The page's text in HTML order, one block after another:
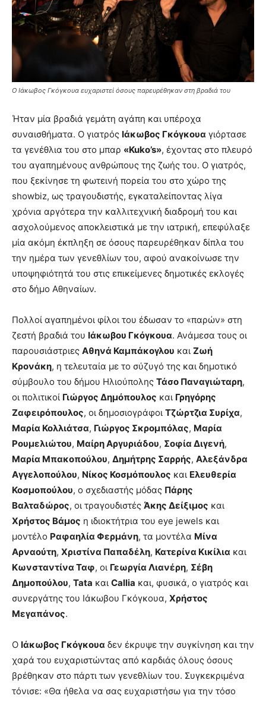
Ο Ιάκωβος Γκόγκουα ευχαριστεί όσους παρευρέθηκαν στη βραδιά του
Ήταν μία βραδιά γεμάτη αγάπη και υπέροχα
συναισθήματα. Ο γιατρός Ιάκωβος Γκόγκουα γιόρτασε
τα γενέθλια του στο μπαρ «Kuko’s», έχοντας στο πλευρό
του αγαπημένους ανθρώπους της ζωής του. Ο γιατρός,
που ξεκίνησε τη φωτεινή πορεία του στο χώρο της
showbiz, ως τραγουδιστής, εγκαταλείποντας λίγα
χρόνια αργότερα την καλλιτεχνική διαδρομή του και
ασχολούμενος αποκλειστικά με την ιατρική, επεφύλαξε
μία ακόμη έκπληξη σε όσους παρευρέθηκαν δίπλα του
την ημέρα των γενεθλίων του, αφού ανακοίνωσε την
υποψηφιότητά του στις επικείμενες δημοτικές εκλογές
στο δήμο Αθηναίων.
Πολλοί αγαπημένοι φίλοι του έδωσαν το «παρών» στη
ζεστή βραδιά του Ιάκωβου Γκόγκουα. Ανάμεσα τους οι
παρουσιάστριες Αθηνά Καμπάκογλου και Ζωή
Κρονάκη, η τελευταία με το σύζυγό της και δημοτικό
σύμβουλο του δήμου Ηλιούπολης Τάσο Παναγιώταρη,
οι πολιτικοί Γιώργος Δημόπουλος και Γρηγόρης
Ζαφειρόπουλος, οι δημοσιογράφοι Τζώρτζια Συρίχα,
Μαρία Κολλιάτσα, Γιώργος Σκρομπόλας, Μαρία
Ρουμελιώτου, Μαίρη Αργυριάδου, Σοφία Διγενή,
Μαρία Μπακοπούλου, Δημήτρης Σαρρής, Αλεξάνδρα
Αγγελοπούλου, Νίκος Κοσμόπουλος και Ελευθερία
Κοσμοπούλου, ο σχεδιαστής μόδας Πάρης
Βαλταδώρος, οι τραγουδιστές Άκης Δείξιμος και
Χρήστος Βάμος η ιδιοκτήτρια του eye jewels και
μοντέλο Ραφαηλία Φερμάνη, τα μοντέλα Μίνα
Αρναούτη, Χριστίνα Παπαδέλη, Κατερίνα Κικίλια και
Κωνσταντίνα Ταφ, οι Γεωργία Λιανέρη, Σέβη
Δημοπούλου, Tata και Callia και, φυσικά, ο γιατρός και
συνεργάτης του Ιάκωβου Γκόγκουα, Χρήστος
Μεγαπάνος.
Ο Ιάκωβος Γκόγκουα δεν έκρυψε την συγκίνηση και την
χαρά του ευχαριστώντας από καρδιάς όλους όσους
βρέθηκαν στο πάρτι των γενεθλίων του. Συγκεκριμένα
τόνισε: «Θα ήθελα να σας ευχαριστήσω για την τόσο